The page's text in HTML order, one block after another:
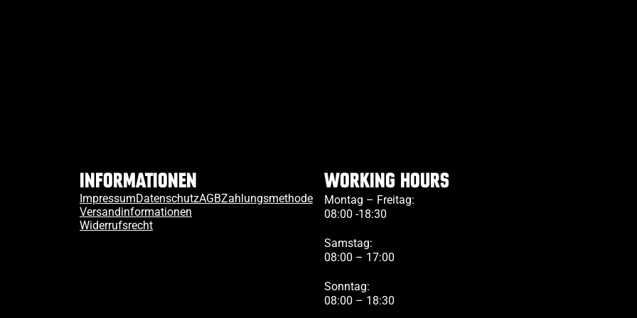
Informationen
ImpressumDatenschutzAGBZahlungsmethode
Versandinformationen
Widerrufsrecht
Working Hours
Montag – Freitag:
08:00 -18:30
Samstag:
08:00 – 17:00
Sonntag:
08:00 – 18:30